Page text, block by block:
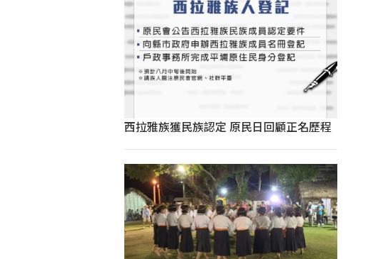
西拉雅族獲民族認定 原民日回顧正名歷程